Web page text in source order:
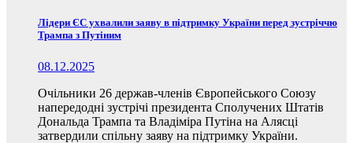
Лідери ЄС ухвалили заяву в підтримку України перед зустріччю
Трампа з Путіним
08.12.2025
Очільники 26 держав-членів Європейського Союзу
напередодні зустрічі президента Сполучених Штатів
Дональда Трампа та Владіміра Путіна на Алясці
затвердили спільну заяву на підтримку України.